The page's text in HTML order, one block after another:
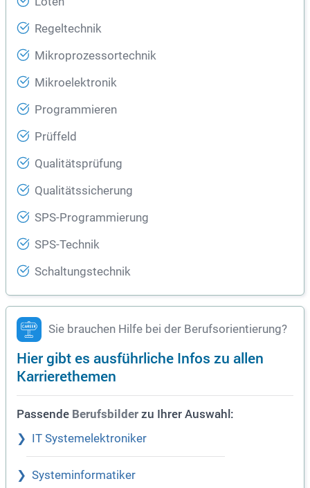
Regeltechnik
Mikroprozessortechnik
Mikroelektronik
Programmieren
Prüffeld
Qualitätsprüfung
Qualitätssicherung
SPS-Programmierung
SPS-Technik
Schaltungstechnik
Sie brauchen Hilfe bei der Berufsorientierung?
Hier gibt es ausführliche Infos zu allen
Karrierethemen
Passende Berufsbilder zu Ihrer Auswahl:
IT Systemelektroniker
Systeminformatiker